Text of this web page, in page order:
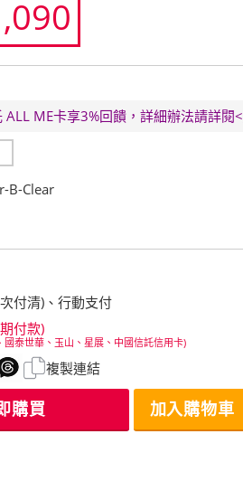
ALL ME卡享3%回饋，詳細辦法請詳閱<
B-Clear
付清)、行動支付
付款)
國泰世華、玉山、星展、中國信託信用卡)
複製連結
購買 加入購物車